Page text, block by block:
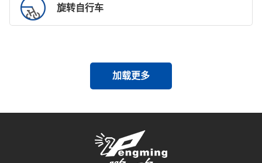
旋转自行车
加载更多